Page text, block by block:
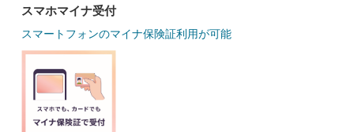
スマホマイナ受付
スマートフォンのマイナ保険証利用が可能